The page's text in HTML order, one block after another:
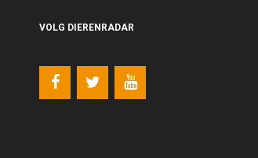
VOLG DIERENRADAR